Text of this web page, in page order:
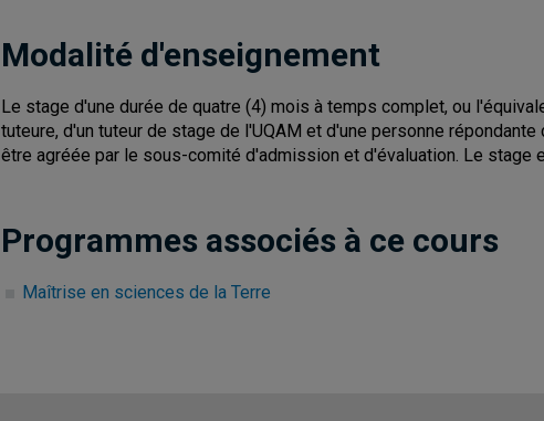
Modalité d'enseignement
Le stage d'une durée de quatre (4) mois à temps complet, ou
tuteure, d'un tuteur de stage de l'UQAM et d'une personne
être agréée par le sous-comité d'admission et d'évaluation. Le stage
Programmes associés à ce cours
Maîtrise en sciences de la Terre